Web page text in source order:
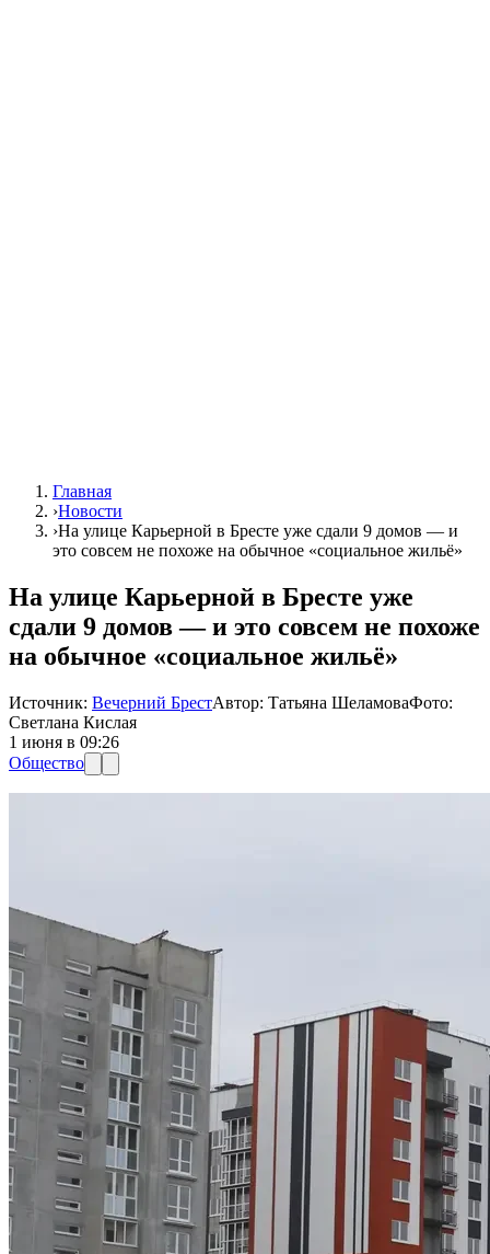
Главная
›Новости
›На улице Карьерной в Бресте уже сдали 9 домов — и
это совсем не похоже на обычное «социальное жильё»
На улице Карьерной в Бресте уже
сдали 9 домов — и это совсем не похоже
на обычное «социальное жильё»
Источник: Вечерний БрестАвтор: Татьяна ШеламоваФото:
Светлана Кислая
1 июня в 09:26
Общество